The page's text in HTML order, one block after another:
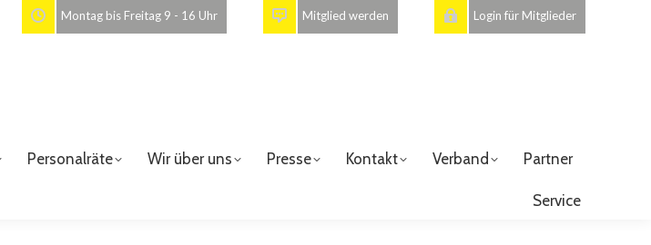
Montag bis Freitag 9 - 16 Uhr Mitglied werden Login für Mitglieder
Personalräte Wir über uns Presse Kontakt Verband Partner
Service